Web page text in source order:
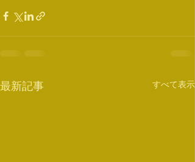
最新記事 すべて表示